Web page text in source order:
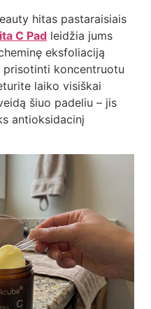
hitas pastaraisiais
C Pad leidžia jums
eksfoliaciją
prisotinti koncentruotu
laiko visiškai
šiuo padeliu – jis
antioksidacinį